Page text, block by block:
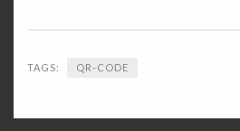
TAGS: QR-CODE